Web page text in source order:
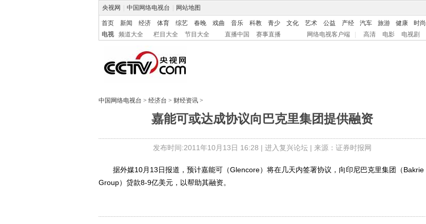
央视网 中国网络电视台 网站地图
首页 新闻 经济 体育 综艺 春晚 戏曲 音乐 科教 青少 文化 艺术 公益 产经 汽车 旅游 健康 时尚
电视
频道大全 栏目大全 节目大全 直播中国 赛事直播 网络电视客户端 高清 电影 电视剧
中国网络电视台 > 经济台 > 财经资讯 >
嘉能可或达成协议向巴克里集团提供融资
发布时间:2011年10月13日 16:28 | 进入复兴论坛| 来源：证券时报网
据外媒10月13日报道，预计嘉能可（Glencore）将在几天内签署协议，向印尼巴克里集团（Bakrie
Group）贷款8-9亿美元，以帮助其融资。